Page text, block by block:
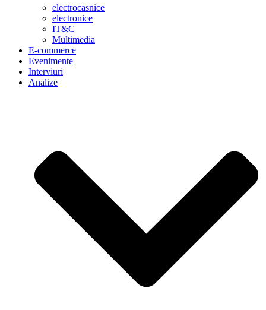
electrocasnice
electronice
IT&C
Multimedia
E-commerce
Evenimente
Interviuri
Analize